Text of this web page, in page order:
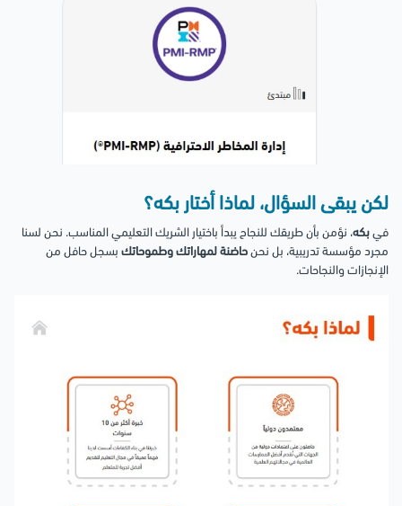
لكن يبقى السؤال، لماذا أختار بكه؟
في بكه، نؤمن بأن طريقك للنجاح يبدأ باختيار الشريك التعليمي المناسب. نحن لسنا
مجرد مؤسسة تدريبية، بل نحن حاضنة لمهاراتك وطموحاتك بسجل حافل من
الإنجازات والنجاحات.